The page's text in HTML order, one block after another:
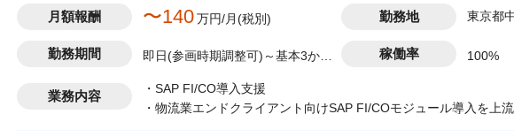
月額報酬 〜140万円/月(税別) 勤務地 東京都
勤務期間
即日(参画時期調整可)～基本3か月
稼働率 100%
業務内容
・SAP FI/CO導入支援
・物流業エンドクライアント向けSAP FI/COモジュール導入を上